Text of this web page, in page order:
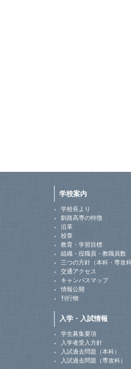
学校案内
学校長より
釧路高専の特徴
沿革
校章
教育・学習目標
組織・役職員・教職員数
三つの方針（本科・専攻科
交通アクセス
キャンパスマップ
情報公開
刊行物
入学・入試情報
学生募集要項
入学者受入方針
入試過去問題（本科）
入試過去問題（専攻科）